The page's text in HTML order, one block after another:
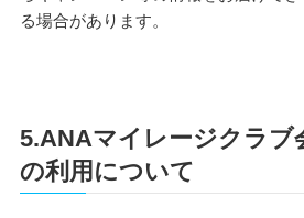
る場合があります。
5.ANAマイレージクラブ
の利用について